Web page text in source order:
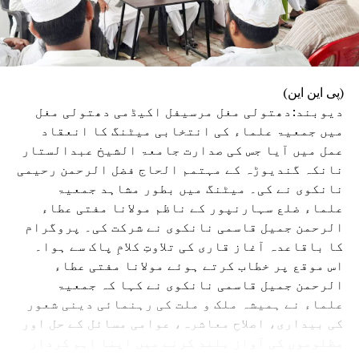
(پی این این)
دیوبند:دھتولی مغل مرسیفل اکیڈمی دھتولی مغل
میں جمعیۃ علماء کی انتخابی میٹنگ کا انعقاد
عمل میں آیا جس کی صدارت جامعۃ الشیخ عبدالستار
نانکہ گندیوڑہ کے مہتمم الحاج فضل الرحمن رحیمی
نانکوی نے کی۔ میٹنگ میں بطور مشاہد جمعیۃ
علماء ضلع سہارنپور کے ناظم مولانا مفتی عطاء
الرحمن جمیل قاسمی نانکوی نے شرکت کی۔ پروگرام
کا باقاعدہ آغاز قاری کی تلاوتِ کلامِ پاک سے ہوا۔
اس موقع پر خطاب کرتے ہوئے مولانا مفتی عطاء
الرحمن جمیل قاسمی نانکوی نے کہا کہ جمعیۃ
علماء نے ہمیشہ ملک و ملت کی رہنمائی دینی شعور
کی بیداری، اصلاحِ معاشرہ، عوامی مسائل کے حل اور